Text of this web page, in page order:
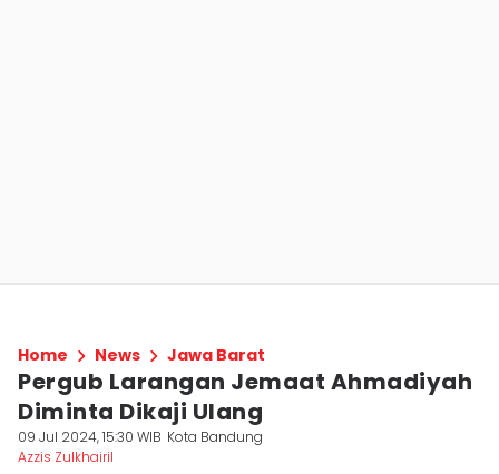
Home News Jawa Barat
Pergub Larangan Jemaat Ahmadiyah
Diminta Dikaji Ulang
09 Jul 2024, 15:30 WIB Kota Bandung
Azzis Zulkhairil